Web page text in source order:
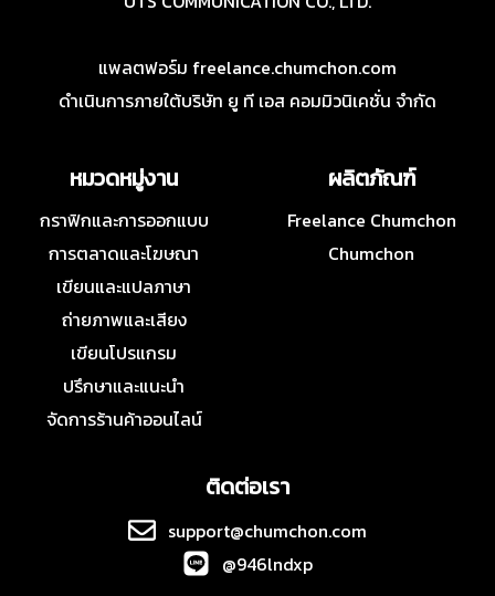
แพลตฟอร์ม freelance.chumchon.com
ดำเนินการภายใต้บริษัท ยู ที เอส คอมมิวนิเคชั่น จำกัด
หมวดหมู่งาน
กราฟิกและการออกแบบ
การตลาดและโฆษณา
เขียนและแปลภาษา
ถ่ายภาพและเสียง
เขียนโปรแกรม
ปรึกษาและแนะนำ
จัดการร้านค้าออนไลน์
ผลิตภัณฑ์
Freelance Chumchon
Chumchon
ติดต่อเรา
support@chumchon.com
@946lndxp